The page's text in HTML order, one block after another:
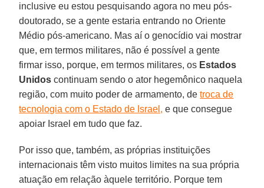
inclusive eu estou pesquisando agora no meu pós-
doutorado, se a gente estaria entrando no Oriente
Médio pós-americano. Mas aí o genocídio vai mostrar
que, em termos militares, não é possível a gente
firmar isso, porque, em termos militares, os Estados
Unidos continuam sendo o ator hegemônico naquela
região, com muito poder de armamento, detroca de
tecnologia com o Estado de Israel, e que consegue
apoiar Israel em tudo que faz.
Por isso que, também, as próprias instituições
internacionais têm visto muitos limites na sua própria
atuação em relação àquele território. Porque tem